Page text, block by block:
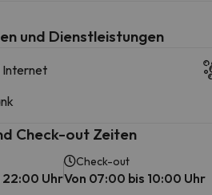
und Dienstleistungen
Internet
Check-out Zeiten
22:00 Uhr
Check-out
Von 07:00 bis 10:00 Uhr